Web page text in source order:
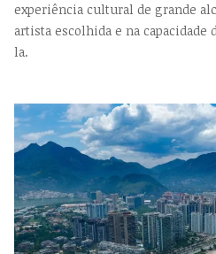
experiência cultural de grande
artista escolhida e na capacidade
la.